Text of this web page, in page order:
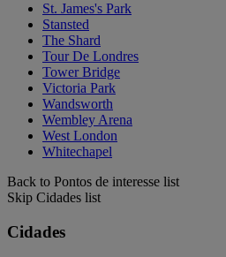
St. James's Park
Stansted
The Shard
Tour De Londres
Tower Bridge
Victoria Park
Wandsworth
Wembley Arena
West London
Whitechapel
Back to Pontos de interesse list
Skip Cidades list
Cidades